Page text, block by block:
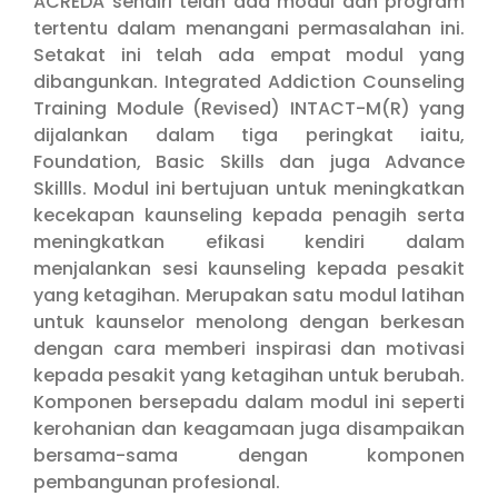
tertentu dalam menangani permasalahan ini.
Setakat ini telah ada empat modul yang
dibangunkan. Integrated Addiction Counseling
Training Module (Revised) INTACT-M(R) yang
dijalankan dalam tiga peringkat iaitu,
Foundation, Basic Skills dan juga Advance
Skillls. Modul ini bertujuan untuk meningkatkan
kecekapan kaunseling kepada penagih serta
meningkatkan efikasi kendiri dalam
menjalankan sesi kaunseling kepada pesakit
yang ketagihan. Merupakan satu modul latihan
untuk kaunselor menolong dengan berkesan
dengan cara memberi inspirasi dan motivasi
kepada pesakit yang ketagihan untuk berubah.
Komponen bersepadu dalam modul ini seperti
kerohanian dan keagamaan juga disampaikan
bersama-sama dengan komponen
pembangunan profesional.